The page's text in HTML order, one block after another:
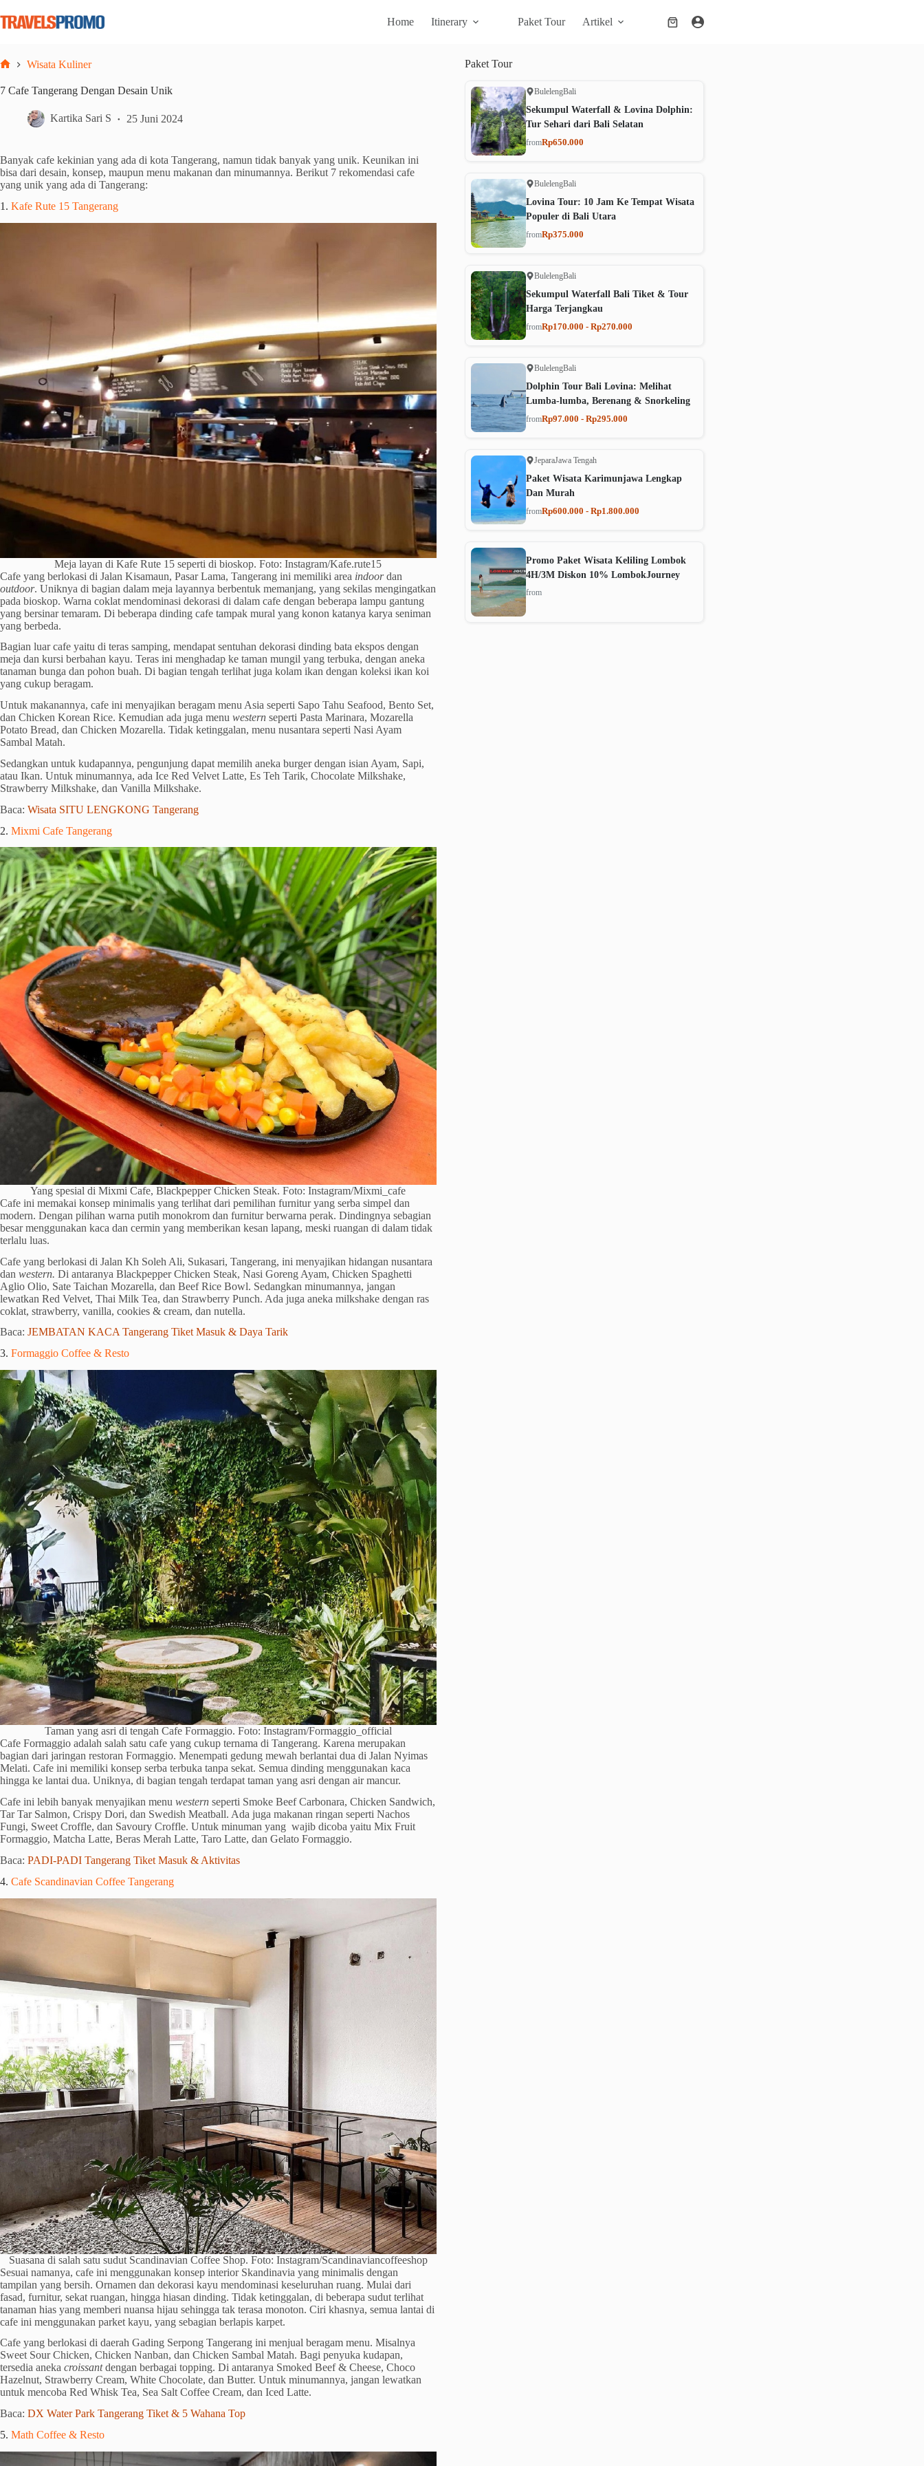
to
content
Home Itinerary Paket Tour Artikel
Shopping
Wisata Kuliner
7 Cafe Tangerang Dengan Desain Unik
Kartika Sari S 25 Juni 2024
Banyak cafe kekinian yang ada di kota Tangerang, namun tidak banyak yang unik. Keunikan ini
bisa dari desain, konsep, maupun menu makanan dan minumannya. Berikut 7 rekomendasi cafe
yang unik yang ada di Tangerang:
1. Kafe Rute 15 Tangerang
Meja layan di Kafe Rute 15 seperti di bioskop. Foto: Instagram/Kafe.rute15
Cafe yang berlokasi di Jalan Kisamaun, Pasar Lama, Tangerang ini memiliki area indoordan
outdoor. Uniknya di bagian dalam meja layannya berbentuk memanjang, yang sekilas mengingatkan
pada bioskop. Warna coklat mendominasi dekorasi di dalam cafe dengan beberapa lampu gantung
yang bersinar temaram. Di beberapa dinding cafe tampak mural yang konon katanya karya seniman
yang berbeda.
Bagian luar cafe yaitu di teras samping, mendapat sentuhan dekorasi dinding bata ekspos dengan
meja dan kursi berbahan kayu. Teras ini menghadap ke taman mungil yang terbuka, dengan aneka
tanaman bunga dan pohon buah. Di bagian tengah terlihat juga kolam ikan dengan koleksi ikan koi
yang cukup beragam.
Untuk makanannya, cafe ini menyajikan beragam menu Asia seperti Sapo Tahu Seafood, Bento Set,
dan Chicken Korean Rice. Kemudian ada juga menu western seperti Pasta Marinara, Mozarella
Potato Bread, dan Chicken Mozarella. Tidak ketinggalan, menu nusantara seperti Nasi Ayam
Sambal Matah.
Sedangkan untuk kudapannya, pengunjung dapat memilih aneka burger dengan isian Ayam, Sapi,
atau Ikan. Untuk minumannya, ada Ice Red Velvet Latte, Es Teh Tarik, Chocolate Milkshake,
Strawberry Milkshake, dan Vanilla Milkshake.
Baca: Wisata SITU LENGKONG Tangerang
2. Mixmi Cafe Tangerang
Yang spesial di Mixmi Cafe, Blackpepper Chicken Steak. Foto: Instagram/Mixmi_cafe
Cafe ini memakai konsep minimalis yang terlihat dari pemilihan furnitur yang serba simpel dan
modern. Dengan pilihan warna putih monokrom dan furnitur berwarna perak. Dindingnya sebagian
besar menggunakan kaca dan cermin yang memberikan kesan lapang, meski ruangan di dalam tidak
terlalu luas.
Cafe yang berlokasi di Jalan Kh Soleh Ali, Sukasari, Tangerang, ini menyajikan hidangan nusantara
dan western. Di antaranya Blackpepper Chicken Steak, Nasi Goreng Ayam, Chicken Spaghetti
Aglio Olio, Sate Taichan Mozarella, dan Beef Rice Bowl. Sedangkan minumannya, jangan
lewatkan Red Velvet, Thai Milk Tea, dan Strawberry Punch. Ada juga aneka milkshake dengan ras
coklat, strawberry, vanilla, cookies & cream, dan nutella.
Baca: JEMBATAN KACA Tangerang Tiket Masuk & Daya Tarik
3. Formaggio Coffee & Resto
Taman yang asri di tengah Cafe Formaggio. Foto: Instagram/Formaggio_official
Cafe Formaggio adalah salah satu cafe yang cukup ternama di Tangerang. Karena merupakan
bagian dari jaringan restoran Formaggio. Menempati gedung mewah berlantai dua di Jalan Nyimas
Melati. Cafe ini memiliki konsep serba terbuka tanpa sekat. Semua dinding menggunakan kaca
hingga ke lantai dua. Uniknya, di bagian tengah terdapat taman yang asri dengan air mancur.
Cafe ini lebih banyak menyajikan menu western seperti Smoke Beef Carbonara, Chicken Sandwich,
Tar Tar Salmon, Crispy Dori, dan Swedish Meatball. Ada juga makanan ringan seperti Nachos
Fungi, Sweet Croffle, dan Savoury Croffle. Untuk minuman yang wajib dicoba yaitu Mix Fruit
Formaggio, Matcha Latte, Beras Merah Latte, Taro Latte, dan Gelato Formaggio.
Baca: PADI-PADI Tangerang Tiket Masuk & Aktivitas
4. Cafe Scandinavian Coffee Tangerang
Suasana di salah satu sudut Scandinavian Coffee Shop. Foto: Instagram/Scandinaviancoffeeshop
Sesuai namanya, cafe ini menggunakan konsep interior Skandinavia yang minimalis dengan
tampilan yang bersih. Ornamen dan dekorasi kayu mendominasi keseluruhan ruang. Mulai dari
fasad, furnitur, sekat ruangan, hingga hiasan dinding. Tidak ketinggalan, di beberapa sudut terlihat
tanaman hias yang memberi nuansa hijau sehingga tak terasa monoton. Ciri khasnya, semua lantai di
cafe ini menggunakan parket kayu, yang sebagian berlapis karpet.
Cafe yang berlokasi di daerah Gading Serpong Tangerang ini menjual beragam menu. Misalnya
Sweet Sour Chicken, Chicken Nanban, dan Chicken Sambal Matah. Bagi penyuka kudapan,
tersedia aneka croissantdengan berbagai topping. Di antaranya Smoked Beef & Cheese, Choco
Hazelnut, Strawberry Cream, White Chocolate, dan Butter. Untuk minumannya, jangan lewatkan
untuk mencoba Red Whisk Tea, Sea Salt Coffee Cream, dan Iced Latte.
Baca: DX Water Park Tangerang Tiket & 5 Wahana Top
5. Math Coffee & Resto
Paket Tour
BulelengBali
Sekumpul Waterfall & Lovina Dolphin:
Tur Sehari dari Bali Selatan
fromRp650.000
BulelengBali
Lovina Tour: 10 Jam Ke Tempat Wisata
Populer di Bali Utara
fromRp375.000
BulelengBali
Sekumpul Waterfall Bali Tiket & Tour
Harga Terjangkau
fromRp170.000 - Rp270.000
BulelengBali
Dolphin Tour Bali Lovina: Melihat
Lumba-lumba, Berenang & Snorkeling
fromRp97.000 - Rp295.000
JeparaJawa Tengah
Paket Wisata Karimunjawa Lengkap
Dan Murah
fromRp600.000 - Rp1.800.000
Promo Paket Wisata Keliling Lombok
4H/3M Diskon 10% LombokJourney
from